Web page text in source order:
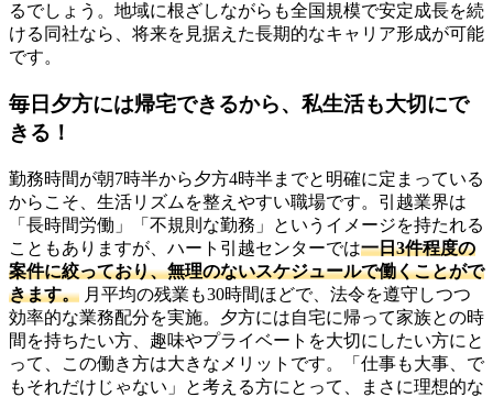
るでしょう。地域に根ざしながらも全国規模で安定成長を続
ける同社なら、将来を見据えた長期的なキャリア形成が可能
です。
毎日夕方には帰宅できるから、私生活も大切にで
きる！
勤務時間が朝7時半から夕方4時半までと明確に定まっている
からこそ、生活リズムを整えやすい職場です。引越業界は
「長時間労働」「不規則な勤務」というイメージを持たれる
こともありますが、ハート引越センターでは一日3件程度の
案件に絞っており、無理のないスケジュールで働くことがで
きます。 月平均の残業も30時間ほどで、法令を遵守しつつ
効率的な業務配分を実施。夕方には自宅に帰って家族との時
間を持ちたい方、趣味やプライベートを大切にしたい方にと
って、この働き方は大きなメリットです。「仕事も大事、で
もそれだけじゃない」と考える方にとって、まさに理想的な